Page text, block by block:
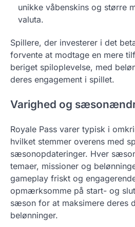
unikke våbenskins og større
valuta.
Spillere, der investerer i det
forvente at modtage en mere
beriget spiloplevelse, med
deres engagement i spillet.
Varighed og
Royale Pass varer typisk i
hvilket stemmer overens med
sæsonopdateringer. Hver
temaer, missioner og
gameplay friskt og
opmærksomme på start- og
sæson for at maksimere deres
belønninger.